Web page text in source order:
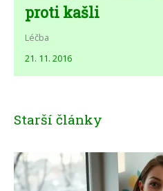
proti kašli
Léčba
21. 11. 2016
Starší články